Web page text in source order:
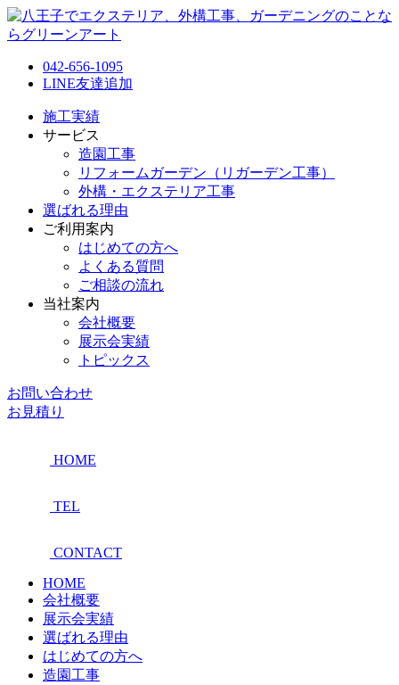
042-656-1095
LINE友達追加
施工実績
サービス
造園工事
リフォームガーデン（リガーデン工事）
外構・エクステリア工事
選ばれる理由
ご利用案内
はじめての方へ
よくある質問
ご相談の流れ
当社案内
会社概要
展示会実績
トピックス
お問い合わせ
お見積り
HOME
TEL
CONTACT
HOME
会社概要
展示会実績
選ばれる理由
はじめての方へ
造園工事